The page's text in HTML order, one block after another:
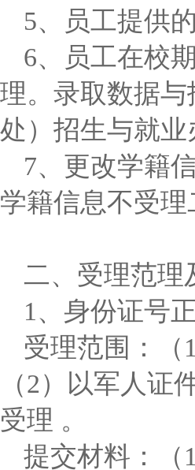
5、员工提供
6、员工在校
理。录取数据
处）招生与就
7、更改学籍
学籍信息不受
二、受理范理
1、身份证号
受理范围：（
（2）以军人
受理 。
提交材料：（